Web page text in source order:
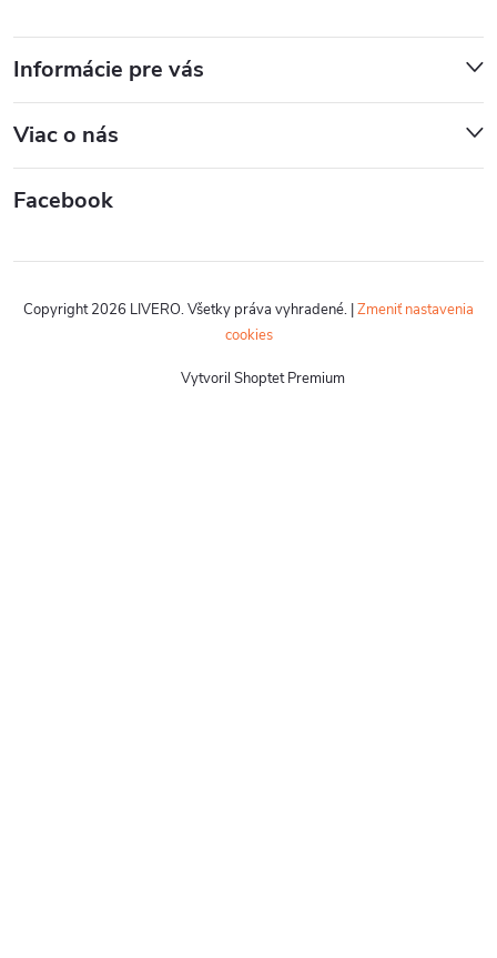
Informácie pre vás
Viac o nás
Facebook
Vytvoril Shoptet Premium
Copyright 2026 LIVERO. Všetky práva vyhradené. |Zmeniť nastavenia
cookies